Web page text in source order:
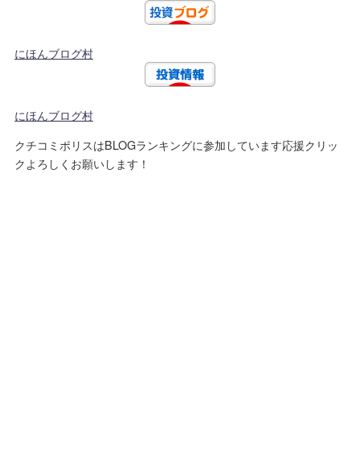
にほんブログ村
にほんブログ村
クチコミポリスはBLOGランキングに参加しています応援クリッ
クよろしくお願いします！